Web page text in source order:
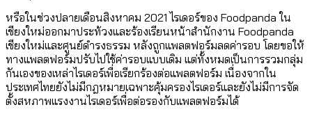
หรือในช่วงปลายเดือนสิงหาคม 2021 ไรเดอร์ของ Foodpanda ใน
เชียงใหม่ออกมาประท้วงและร้องเรียนหน้าสำนักงาน Foodpanda
เชียงใหม่และศูนย์ดำรงธรรม หลังถูกแพลตฟอร์มลดค่ารอบ โดยขอให้
ทางแพลตฟอร์มปรับไปใช้ค่ารอบแบบเดิม แต่ทั้งหมดเป็นการรวมกลุ่ม
กันเองของเหล่าไรเดอร์เพื่อเรียกร้องต่อแพลตฟอร์ม เนื่องจากใน
ประเทศไทยยังไม่มีกฎหมายเฉพาะคุ้มครองไรเดอร์และยังไม่มีการจัด
ตั้งสหภาพแรงงานไรเดอร์เพื่อต่อรองกับแพลตฟอร์มได้